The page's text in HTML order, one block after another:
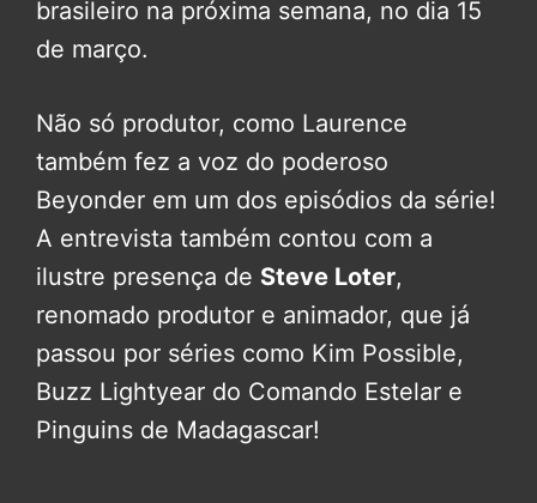
brasileiro na próxima semana, no dia 15
de março.
Não só produtor, como Laurence
também fez a voz do poderoso
Beyonder em um dos episódios da série!
A entrevista também contou com a
ilustre presença de Steve Loter,
renomado produtor e animador, que já
passou por séries como Kim Possible,
Buzz Lightyear do Comando Estelar e
Pinguins de Madagascar!